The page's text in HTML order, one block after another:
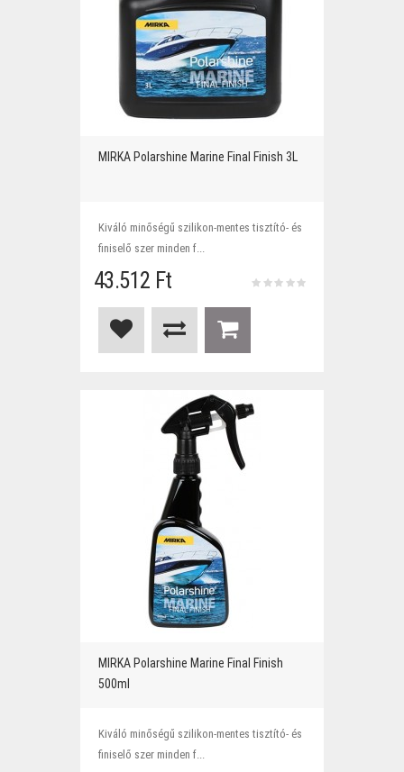
MIRKA Polarshine Marine Final Finish 3L
Kiváló minőségű szilikon-mentes tisztító- és
finiselő szer minden f...
43.512 Ft
MIRKA Polarshine Marine Final Finish
500ml
Kiváló minőségű szilikon-mentes tisztító- és
finiselő szer minden f...